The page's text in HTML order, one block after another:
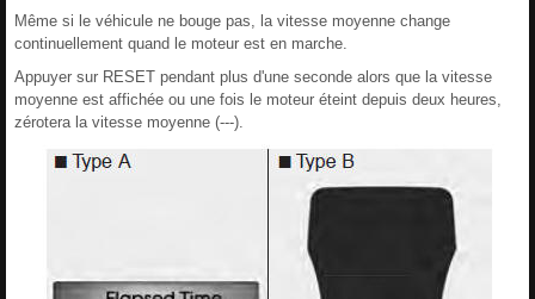
Même si le véhicule ne bouge pas, la vitesse moyenne change
continuellement quand le moteur est en marche.
Appuyer sur RESET pendant plus d'une seconde alors que la vitesse
moyenne est affichée ou une fois le moteur éteint depuis deux heures,
zérotera la vitesse moyenne (---).